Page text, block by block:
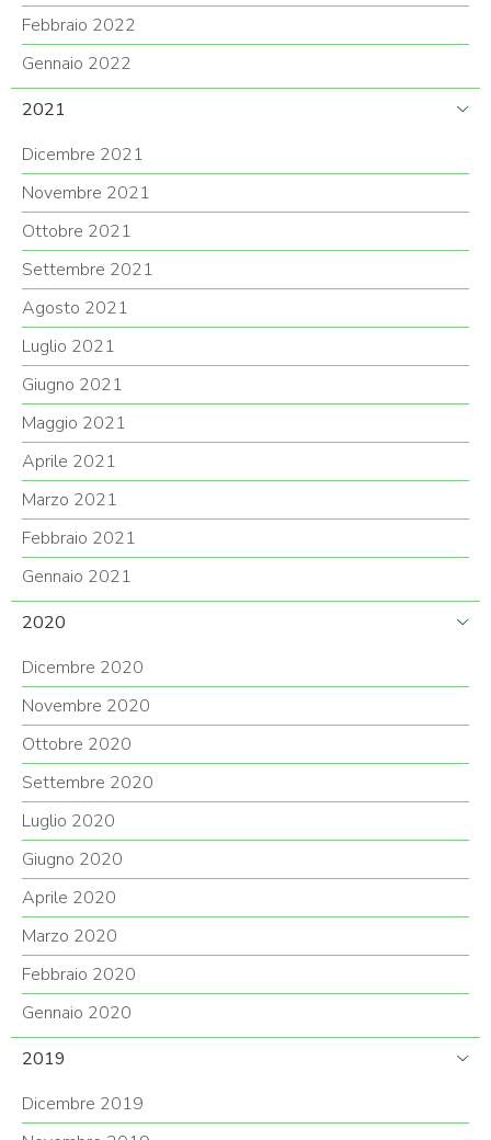
Febbraio 2022
Gennaio 2022
2021
Dicembre 2021
Novembre 2021
Ottobre 2021
Settembre 2021
Agosto 2021
Luglio 2021
Giugno 2021
Maggio 2021
Aprile 2021
Marzo 2021
Febbraio 2021
Gennaio 2021
2020
Dicembre 2020
Novembre 2020
Ottobre 2020
Settembre 2020
Luglio 2020
Giugno 2020
Aprile 2020
Marzo 2020
Febbraio 2020
Gennaio 2020
2019
Dicembre 2019